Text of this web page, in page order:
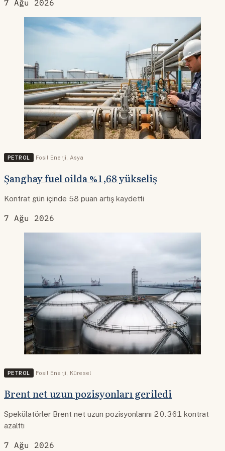
7 Ağu 2026
PETROL Fosil Enerji Asya
Şanghay fuel oilda %1,68 yükseliş
Kontrat gün içinde 58 puan artış kaydetti
7 Ağu 2026
PETROL Fosil Enerji Küresel
Brent net uzun pozisyonları geriledi
Spekülatörler Brent net uzun pozisyonlarını 20.361 kontrat
azalttı
7 Ağu 2026